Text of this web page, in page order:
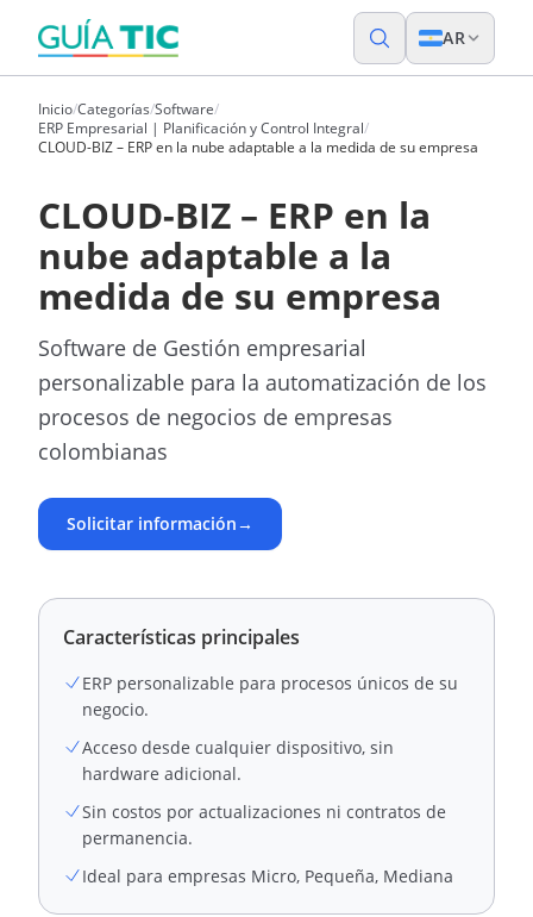
AR
Inicio/Categorías/Software/
ERP Empresarial | Planificación y Control Integral/
CLOUD-BIZ – ERP en la nube adaptable a la medida de su empresa
CLOUD-BIZ – ERP en la
nube adaptable a la
medida de su empresa
Software de Gestión empresarial
personalizable para la automatización de los
procesos de negocios de empresas
colombianas
Solicitar información→
Características principales
ERP personalizable para procesos únicos de su
negocio.
Acceso desde cualquier dispositivo, sin
hardware adicional.
Sin costos por actualizaciones ni contratos de
permanencia.
Ideal para empresas Micro, Pequeña, Mediana